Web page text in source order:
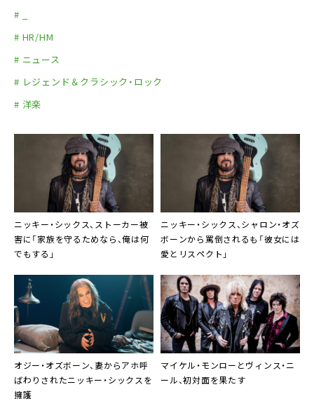
# _
# HR/HM
# ニュース
# レジェンド＆クラシック・ロック
# 洋楽
ニッキー・シックス、ストーカー被
害に「家族を守るためなら、俺は何
でもする」
ニッキー・シックス、シャロン・オズ
ボーンから罵倒されるも「彼女には
愛とリスペクト」
オジー・オズボーン、妻からアホ呼
ばわりされたニッキー・シックスを
擁護
マイケル・モンローとヴィンス・ニ
ール、初対面を果たす